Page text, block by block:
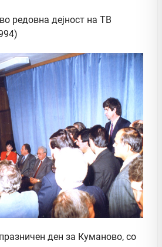
редовна дејност на ТВ
ден за Куманово, со